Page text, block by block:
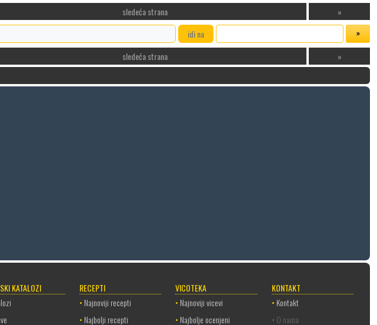
sledeća strana
»
idi na
sledeća strana
»
KATALOZI
RECEPTI
• Najnoviji recepti
• Najbolji recepti
VICOTEKA
• Najnoviji vicevi
• Najbolje ocenjeni
KONTAKT
• Kontakt
• O nama